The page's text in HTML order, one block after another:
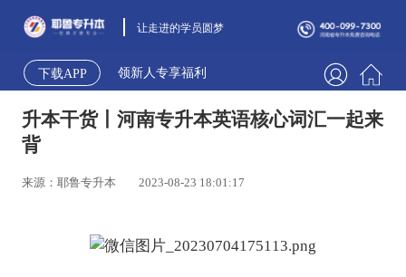
让走进的学员圆梦
下载APP 领新人专享福利
升本干货丨河南专升本英语核心词汇一起来
背
来源：耶鲁专升本 2023-08-23 18:01:17